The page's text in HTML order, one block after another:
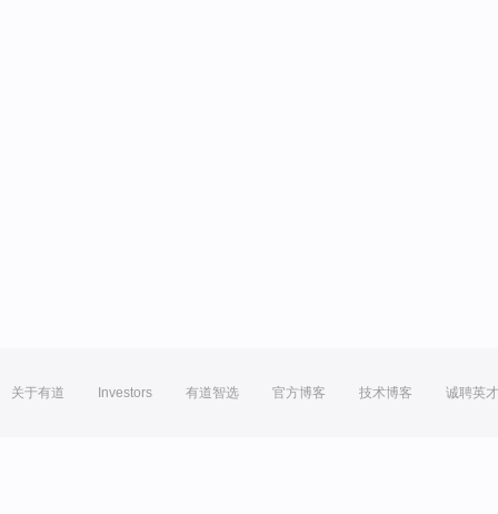
关于有道 Investors 有道智选 官方博客 技术博客 诚聘英才